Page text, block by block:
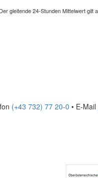
gleitende 24-Stunden Mittelwert gilt
(+43 732) 77 20-0 • E-Mail